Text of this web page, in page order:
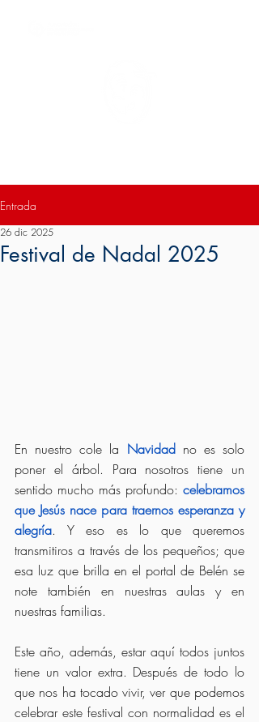
Entrada
Festival de Nadal 2025
26 dic 2025
En nuestro cole la Navidad no es solo
poner el árbol. Para nosotros tiene un
sentido mucho más profundo: celebramos
que Jesús nace para traernos esperanza y
alegría. Y eso es lo que queremos
transmitiros a través de los pequeños; que
esa luz que brilla en el portal de Belén se
note también en nuestras aulas y en
nuestras familias.
Este año, además, estar aquí todos juntos
tiene un valor extra. Después de todo lo
que nos ha tocado vivir, ver que podemos
celebrar este festival con normalidad es el